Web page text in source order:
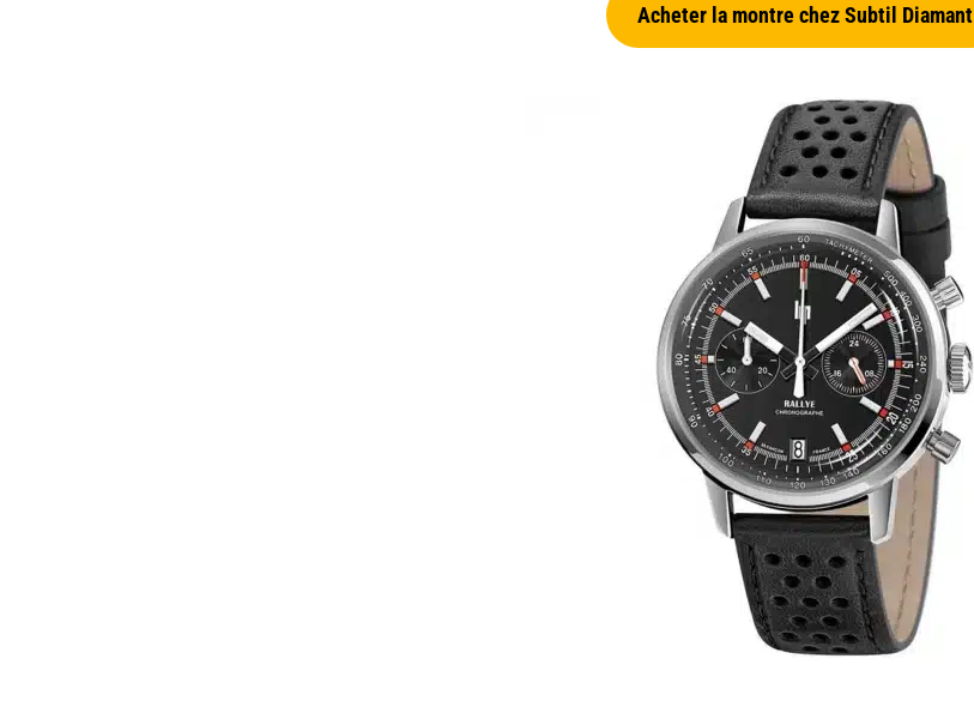
Acheter la montre chez Subtil Diamant